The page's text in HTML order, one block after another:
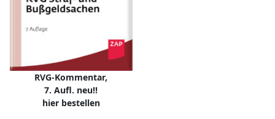
RVG-Kommentar,
7. Aufl. neu!!
hier bestellen